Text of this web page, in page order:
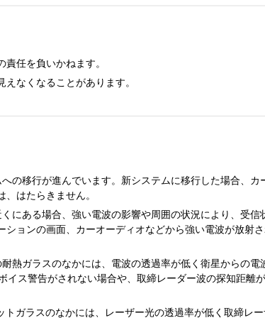
任を負いかねます。
なくなることがあります。
の移行が進んでいます。新システムに移行した場合、カ
はたらきません。
にある場合、強い電波の影響や周囲の状況により、受信
ョンの画面、カーオーディオなどから強い電波が放射
熱ガラスのなかには、電波の透過率が低く衛星からの電
イス警告がされない場合や、取締レーダー波の探知距離
ガラスのなかには、レーザー光の透過率が低く取締レ